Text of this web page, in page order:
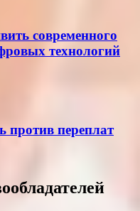
современного
технологий
против переплат